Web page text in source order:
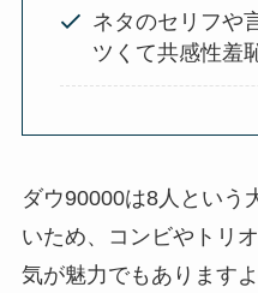
ネタのセリフや
ツくて共感性羞
ダウ90000は8人という
いため、コンビやトリ
気が魅力でもありますよ